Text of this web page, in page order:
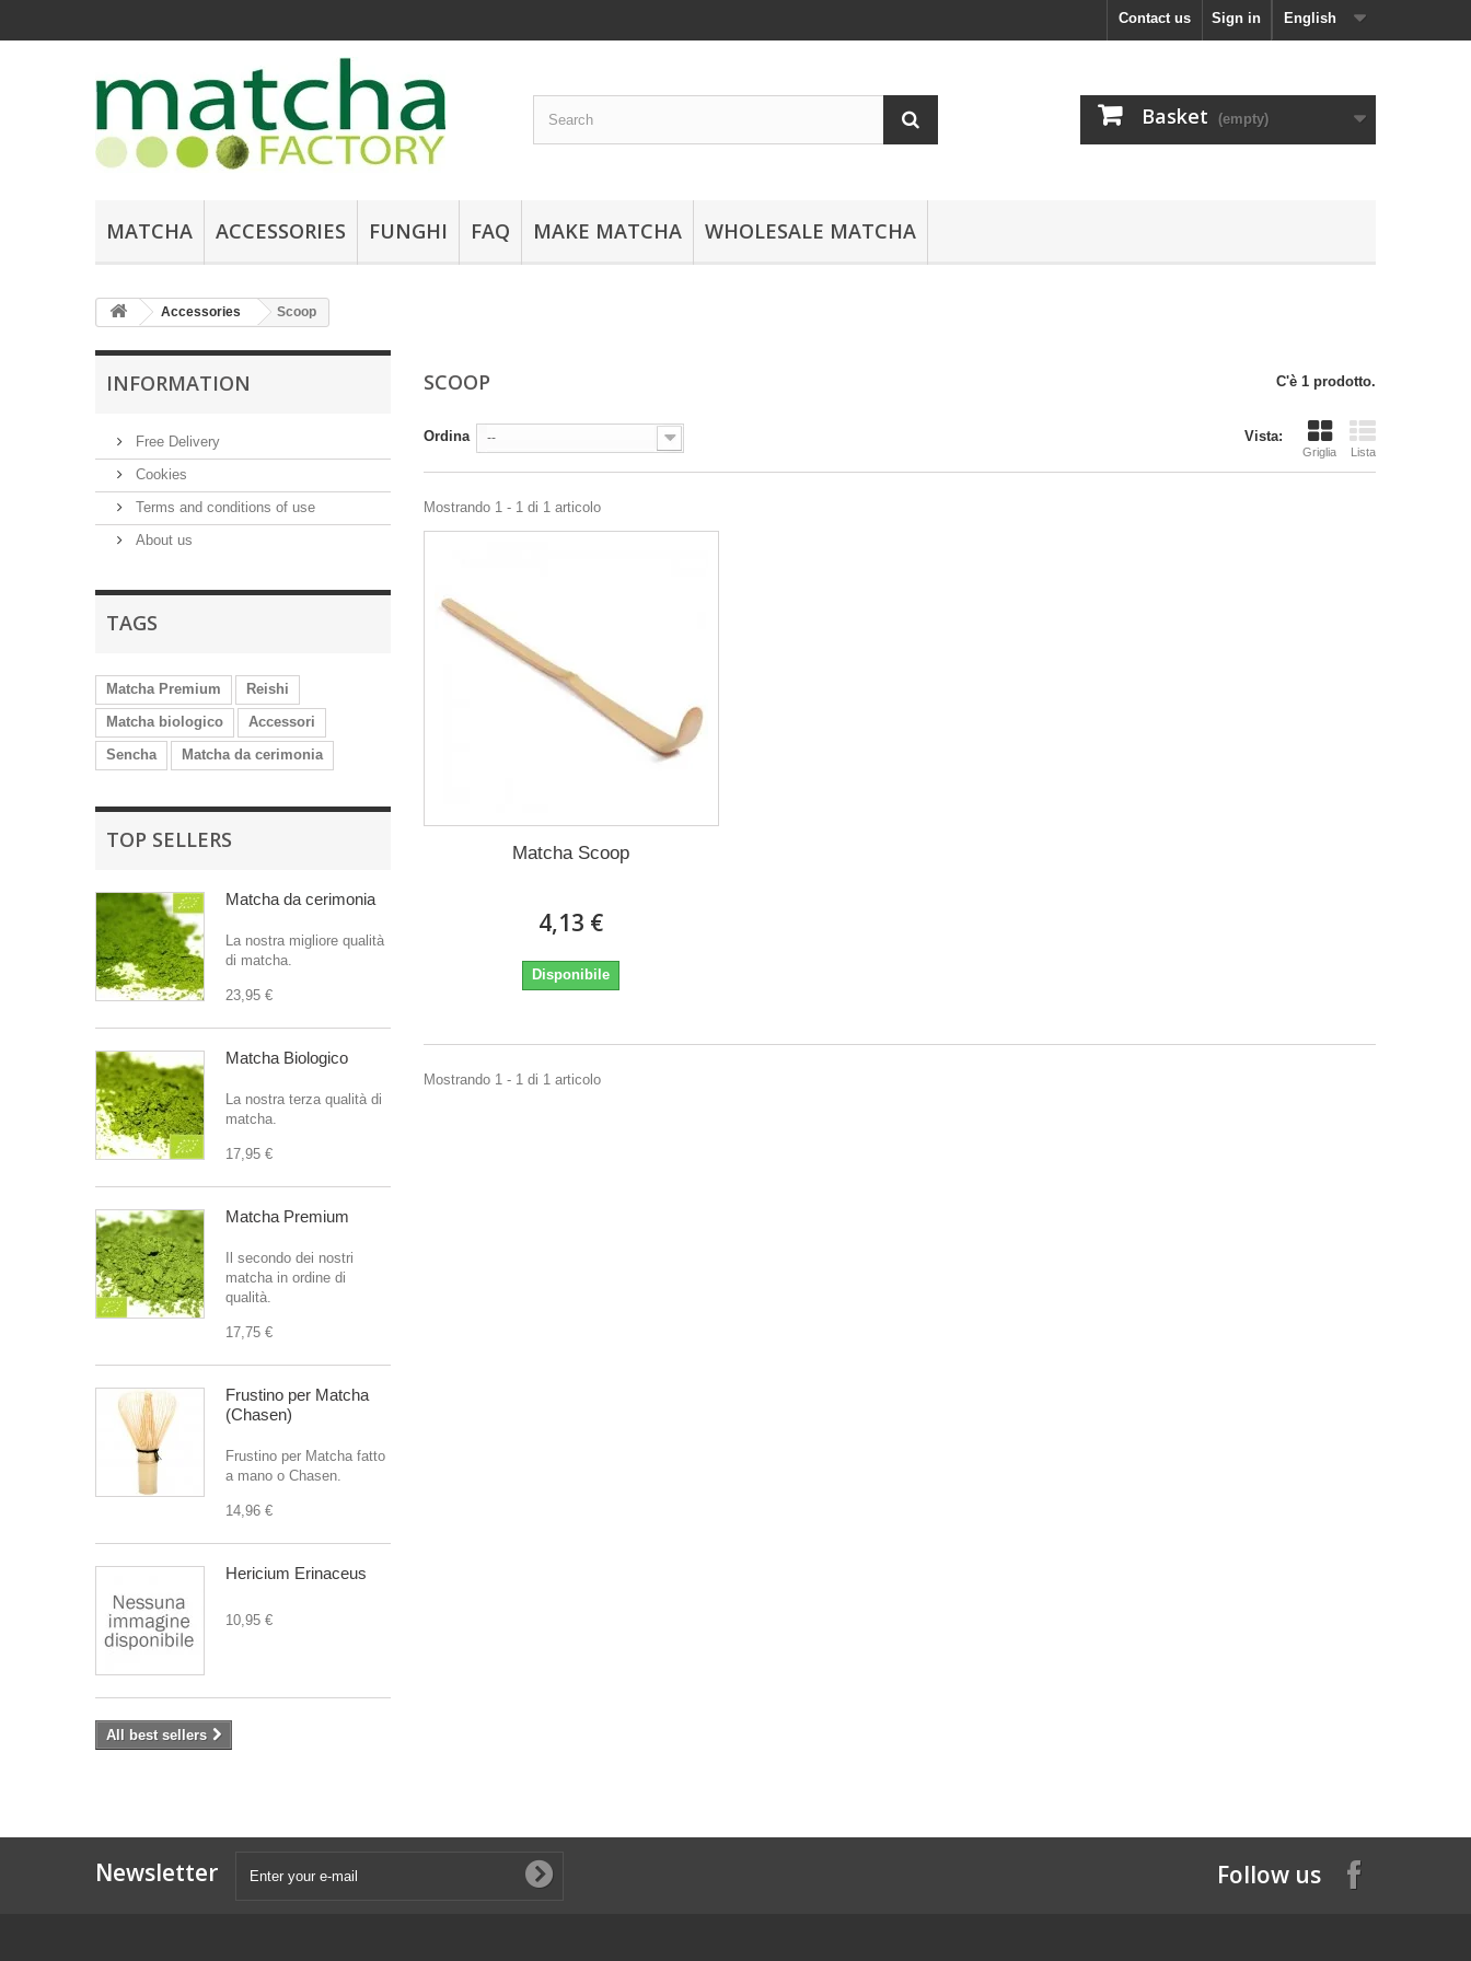
English
Sign in
Contact us
Basket (empty)
MATCHA ACCESSORIES FUNGHI FAQ MAKE MATCHA WHOLESALE MATCHA
Accessories Scoop
INFORMATION
Free Delivery
Cookies
Terms and conditions of use
About us
TAGS
Matcha Premium
Reishi
Matcha biologico
Accessori
Sencha
Matcha da cerimonia
TOP SELLERS
Matcha da cerimonia
La nostra migliore qualità
di matcha.
23,95 €
Matcha Biologico
La nostra terza qualità di
matcha.
17,95 €
Matcha Premium
Il secondo dei nostri
matcha in ordine di
qualità.
17,75 €
Frustino per Matcha
(Chasen)
Frustino per Matcha fatto
a mano o Chasen.
14,96 €
Hericium Erinaceus
10,95 €
All best sellers
SCOOP C'è 1 prodotto.
Vista:
Griglia Lista
Ordina --
Mostrando 1 - 1 di 1 articolo
Matcha Scoop
4,13 €
Disponibile
Mostrando 1 - 1 di 1 articolo
Newsletter Follow us